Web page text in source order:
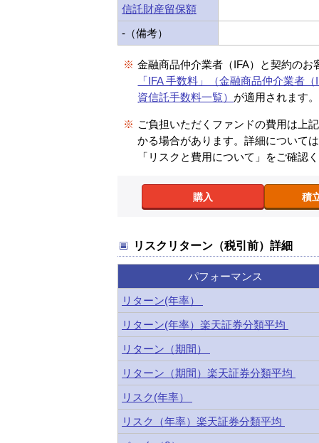
信託財産留保額
-（備考）
※ 金融商品仲介業者（IFA）と契約のお
「IFA 手数料」（金融商品仲介業者
資信託手数料一覧） が適用されます。
※ ご負担いただくファンドの費用は上
かる場合があります。詳細について
「リスクと費用について」をご確認
購入 積
リスクリターン（税引前）詳細
パフォーマンス
リターン(年率）
リターン(年率）楽天証券分類平均
リターン（期間）
リターン（期間）楽天証券分類平均
リスク(年率）
リスク（年率）楽天証券分類平均